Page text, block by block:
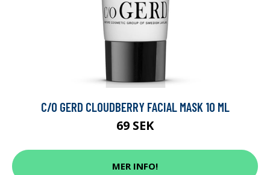
C/O GERD CLOUDBERRY FACIAL MASK 10 ML
69 SEK
MER INFO!